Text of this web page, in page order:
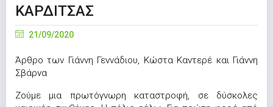
ΚΑΡΔΙΤΣΑΣ
21/09/2020
Άρθρο των Γιάννη Γεννάδιου, Κώστα Καντερέ και Γιάννη
Σβάρνα
Ζούμε μια πρωτόγνωρη καταστροφή, σε δύσκολες